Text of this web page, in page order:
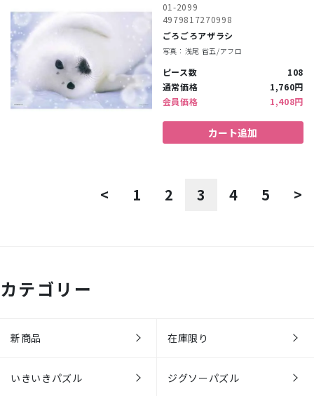
01-2099
4979817270998
ごろごろアザラシ
写真：浅尾 省五/アフロ
ピース数
108
通常価格
1,760円
会員価格
1,408円
カート追加
< 1 2 3 4 5 >
カテゴリー
新商品 在庫限り
いきいきパズル ジグソーパズル